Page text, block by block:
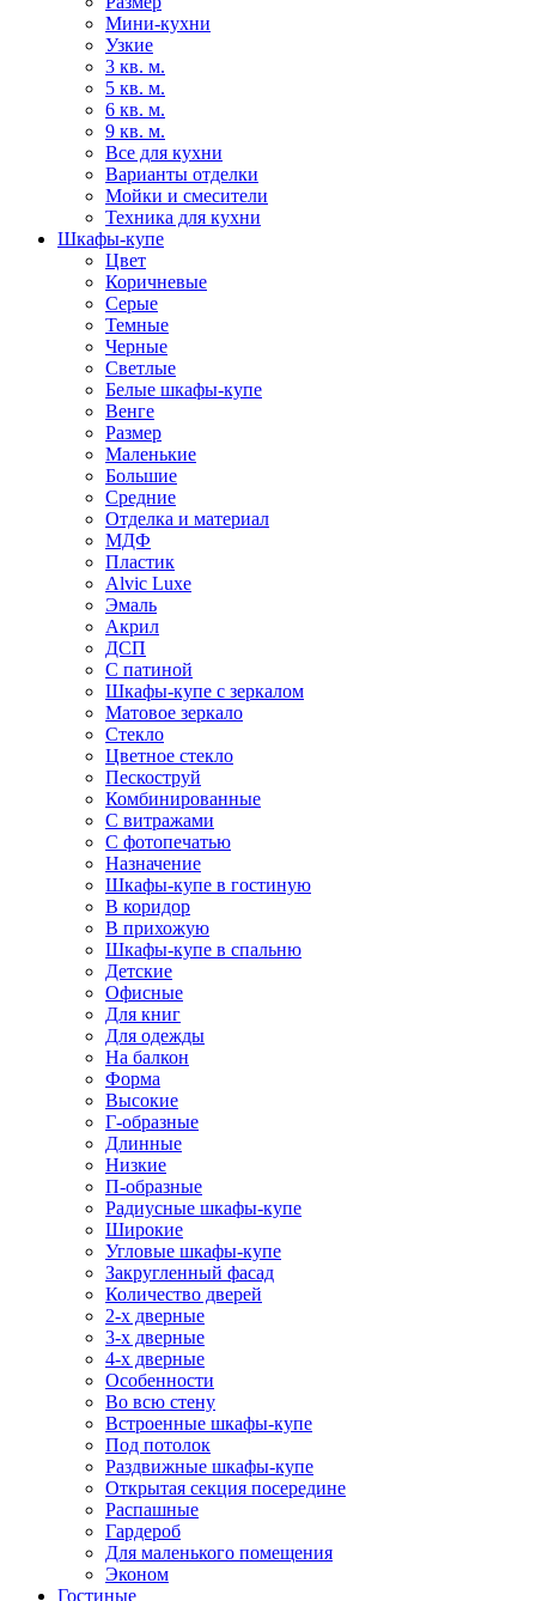
Мини-кухни
Узкие
3 кв. м.
5 кв. м.
6 кв. м.
9 кв. м.
Все для кухни
Варианты отделки
Мойки и смесители
Техника для кухни
Шкафы-купе
Цвет
Коричневые
Серые
Темные
Черные
Светлые
Белые шкафы-купе
Венге
Размер
Маленькие
Большие
Средние
Отделка и материал
МДФ
Пластик
Alvic Luxe
Эмаль
Акрил
ДСП
С патиной
Шкафы-купе с зеркалом
Матовое зеркало
Стекло
Цветное стекло
Пескоструй
Комбинированные
С витражами
С фотопечатью
Назначение
Шкафы-купе в гостиную
В коридор
В прихожую
Шкафы-купе в спальню
Детские
Офисные
Для книг
Для одежды
На балкон
Форма
Высокие
Г-образные
Длинные
Низкие
П-образные
Радиусные шкафы-купе
Широкие
Угловые шкафы-купе
Закругленный фасад
Количество дверей
2-х дверные
3-х дверные
4-х дверные
Особенности
Во всю стену
Встроенные шкафы-купе
Под потолок
Раздвижные шкафы-купе
Открытая секция посередине
Распашные
Гардероб
Для маленького помещения
Эконом
Гостиные